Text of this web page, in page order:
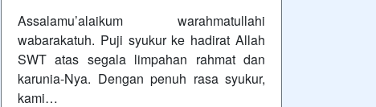
Assalamu’alaikum warahmatullahi
wabarakatuh. Puji syukur ke hadirat Allah
SWT atas segala limpahan rahmat dan
karunia-Nya. Dengan penuh rasa syukur,
kami…